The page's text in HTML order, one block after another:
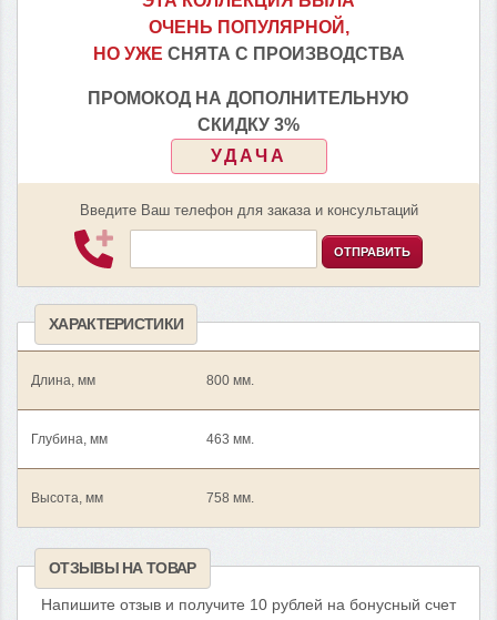
ОЧЕНЬ ПОПУЛЯРНОЙ,
НО УЖЕ СНЯТА С ПРОИЗВОДСТВА
ПРОМОКОД НА ДОПОЛНИТЕЛЬНУЮ
СКИДКУ 3%
УДАЧА
Введите Ваш телефон для заказа и консультаций
ОТПРАВИТЬ
ХАРАКТЕРИСТИКИ
Длина, мм 800 мм.
Глубина, мм 463 мм.
Высота, мм 758 мм.
ОТЗЫВЫ НА ТОВАР
Напишите отзыв и получите 10 рублей на бонусный счет